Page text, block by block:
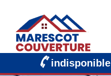
indisponible